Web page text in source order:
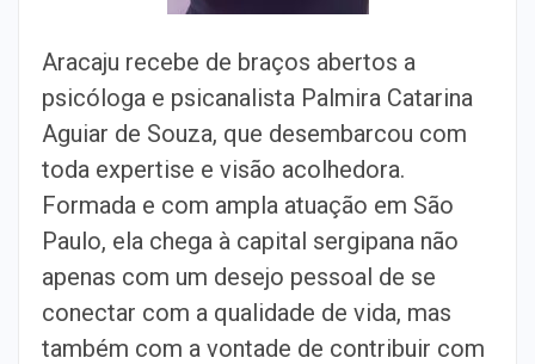
Aracaju recebe de braços abertos a
psicóloga e psicanalista Palmira Catarina
Aguiar de Souza, que desembarcou com
toda expertise e visão acolhedora.
Formada e com ampla atuação em São
Paulo, ela chega à capital sergipana não
apenas com um desejo pessoal de se
conectar com a qualidade de vida, mas
também com a vontade de contribuir com